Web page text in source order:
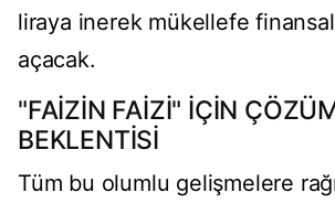
liraya inerek mükellefe
açacak.
"FAİZİN FAİZİ" İÇİN
BEKLENTİSİ
Tüm bu olumlu gelişmelere